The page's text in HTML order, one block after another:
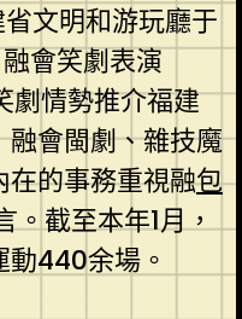
文明和游玩廳于
會笑劇表演
情勢推介福建
會閩劇、雜技魔
的事務重視融包
。截至本年1月，
440余場。